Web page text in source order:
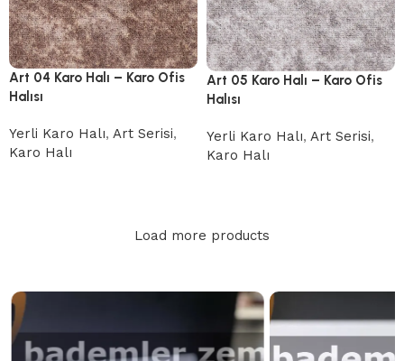
Art 04 Karo Halı – Karo Ofis
Halısı
Yerli Karo Halı, Art Serisi,
Karo Halı
Art 05 Karo Halı – Karo Ofis
Halısı
Yerli Karo Halı, Art Serisi,
Karo Halı
Load more products